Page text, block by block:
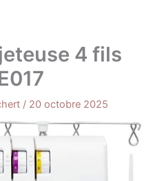
4 fils
/ 20 octobre 2025